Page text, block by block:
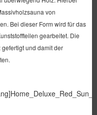
von
Bei dieser Form wird für das
gearbeitet. Die
und damit der